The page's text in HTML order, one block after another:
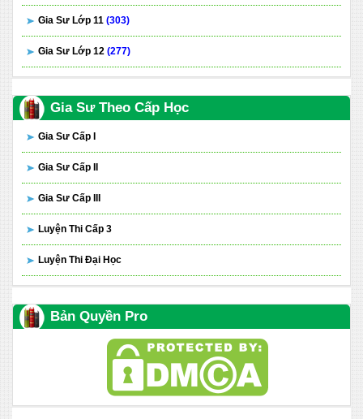
Gia Sư Lớp 11 (303)
Gia Sư Lớp 12 (277)
Gia Sư Theo Cấp Học
Gia Sư Cấp I
Gia Sư Cấp II
Gia Sư Cấp III
Luyện Thi Cấp 3
Luyện Thi Đại Học
Bản Quyền Pro